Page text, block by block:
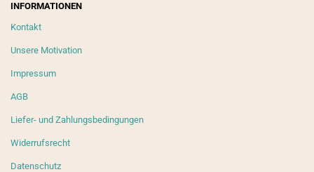
INFORMATIONEN
Kontakt
Unsere Motivation
Impressum
AGB
Liefer- und Zahlungsbedingungen
Widerrufsrecht
Datenschutz